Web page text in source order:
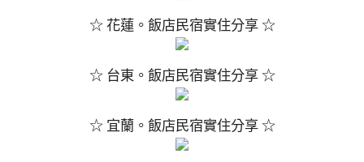
☆ 花蓮。飯店民宿實住分享 ☆
☆ 台東。飯店民宿實住分享 ☆
☆ 宜蘭。飯店民宿實住分享 ☆